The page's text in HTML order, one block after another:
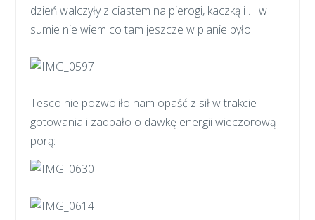
dzień walczyły z ciastem na pierogi, kaczką i … w
sumie nie wiem co tam jeszcze w planie było.
Tesco nie pozwoliło nam opaść z sił w trakcie
gotowania i zadbało o dawkę energii wieczorową
porą: